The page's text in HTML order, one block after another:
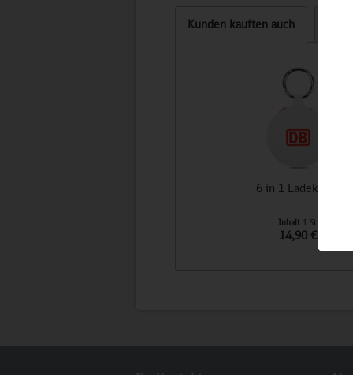
Kunden kauften auch
6-in-1 Ladekabel
Inhalt 1 St
14,90 €